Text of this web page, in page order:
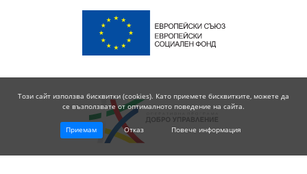
Този сайт използва бисквитки (cookies). Като приемете бисквитките, можете да
се възползвате от оптималното поведение на сайта.
Приемам Отказ Повече информация